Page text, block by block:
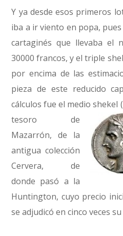
Y ya desde esos primeros
iba a ir viento en popa,
cartaginés que llevaba el
30000 francos, y el triple
por encima de las
pieza de este reducido
cálculos fue el medio shekel
tesoro de
Mazarrón, de la
antigua colección
Cervera, de
donde pasó a la
Huntington, cuyo precio
se adjudicó en cinco veces